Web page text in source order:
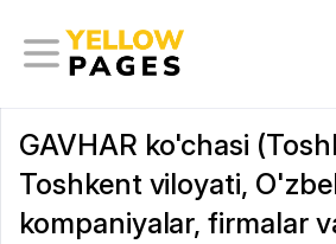
GAVHAR ko'chasi
Toshkent viloyati,
kompaniyalar, firmalar